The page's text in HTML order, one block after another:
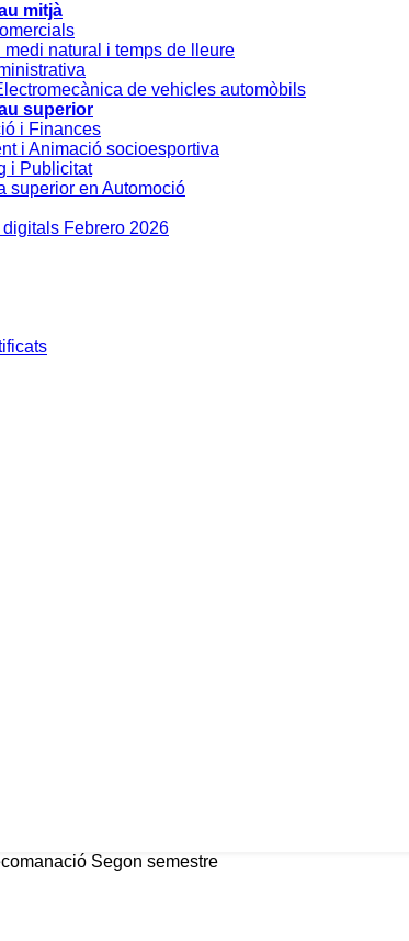
mitjà
natural i temps de lleure
de vehicles automòbils
superior
i Finances
i Animació socioesportiva
i Publicitat
superior en Automoció
Febrero 2026
Segon semestre